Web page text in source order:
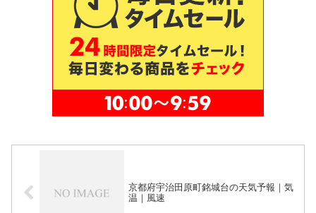
京都府宇治田原町銘城台の天気予報｜気
温｜風速